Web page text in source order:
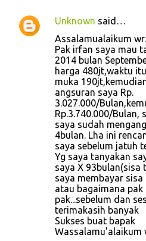
Unknown said…
Assalamualaikum
Pak irfan saya mau
2014 bulan
harga 480jt,waktu
muka
angsuran saya Rp.
3.027.000/
Rp.3.740.000/Bulan,
saya sudah
4bulan. Lha ini
saya sebelum jatuh
Yg saya tanyakan
saya X 93bulan(sisa
saya membayar sisa
atau bagaimana
pak...sebelum dan
terimakasih banyak
Sukses buat bapak
Wassalamu'alaikum